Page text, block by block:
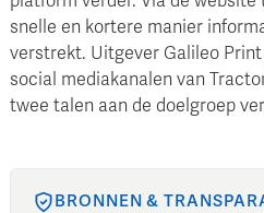
snelle en kortere manier
verstrekt. Uitgever Galileo
social mediakanalen van
twee talen aan de doelgroep
BRONNEN &